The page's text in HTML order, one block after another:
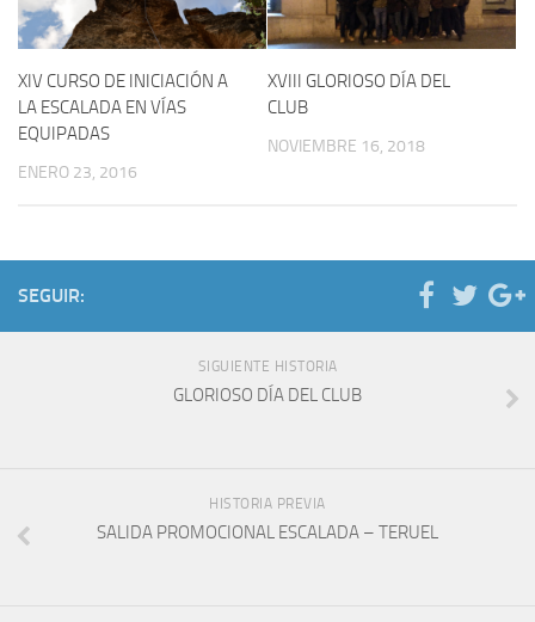
XIV CURSO DE INICIACIÓN A
LA ESCALADA EN VÍAS
EQUIPADAS
ENERO 23, 2016
XVIII GLORIOSO DÍA DEL
CLUB
NOVIEMBRE 16, 2018
SEGUIR:
SIGUIENTE HISTORIA
GLORIOSO DÍA DEL CLUB
HISTORIA PREVIA
SALIDA PROMOCIONAL ESCALADA – TERUEL